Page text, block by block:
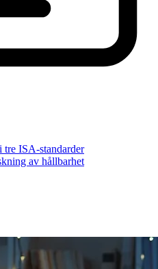
ISA-standarder
av hållbarhet